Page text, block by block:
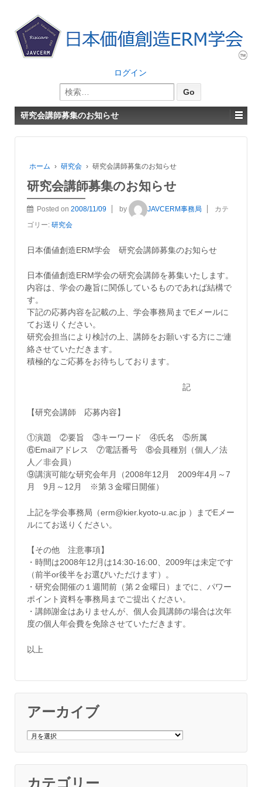
ログイン
検
索:
研究会講師募集のお知らせ
ホーム › 研究会 › 研究会講師募集のお知らせ
研究会講師募集のお知らせ
Posted on 2008/11/09 by JAVCERM事務局
カテ
ゴリー: 研究会
日本価値創造ERM学会 研究会講師募集のお知らせ
日本価値創造ERM学会の研究会講師を募集いたします。
内容は、学会の趣旨に関係しているものであれば結構で
す。
下記の応募内容を記載の上、学会事務局までEメールに
てお送りください。
研究会担当により検討の上、講師をお願いする方にご連
絡させていただきます。
積極的なご応募をお待ちしております。
記
【研究会講師 応募内容】
①演題 ②要旨 ③キーワード ④氏名 ⑤所属
⑥Emailアドレス ⑦電話番号 ⑧会員種別（個人／法
人／非会員）
⑨講演可能な研究会年月（2008年12月 2009年4月～7
月 9月～12月 ※第３金曜日開催）
上記を学会事務局（erm@kier.kyoto-u.ac.jp ）までEメー
ルにてお送りください。
【その他 注意事項】
・時間は2008年12月は14:30-16:00、2009年は未定です
（前半or後半をお選びいただけます）。
・研究会開催の１週間前（第２金曜日）までに、パワー
ポイント資料を事務局までご提出ください。
・講師謝金はありませんが、個人会員講師の場合は次年
度の個人年会費を免除させていただきます。
以上
アーカイブ
カ
カテゴリー